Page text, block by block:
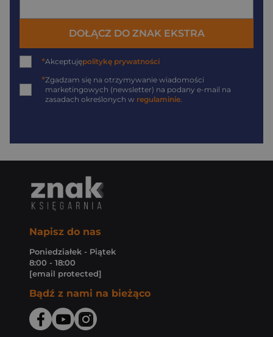
DOŁĄCZ DO ZNAK EKSTRA
*Akceptujępolitykę prywatności
*Zgadzam się na otrzymywanie wiadomości
marketingowych (newsletter) na podany e-mail na
zasadach określonych w regulaminie
Napisz do nas
Poniedziałek - Piątek
8:00 - 18:00
[email protected]
Bądź z nami na bieżąco